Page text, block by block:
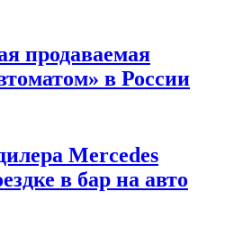
продаваемая
в России
Mercedes
в бар на авто